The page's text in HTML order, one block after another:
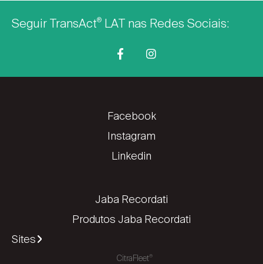
Seguir TransAct® LAT nas Redes Sociais:
Facebook
Instagram
Linkedin
Jaba Recordati
Produtos Jaba Recordati
Sites
CitraFleet®